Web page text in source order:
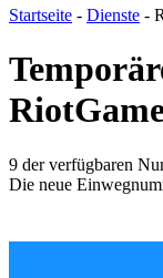
Startseite - Dienste -
9 der verfügbaren
Die neue